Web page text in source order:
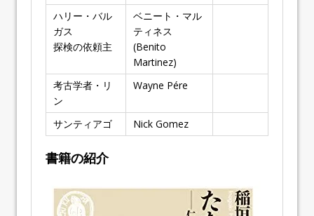
ハリー・バル
ガス
探検の依頼主
ベニート・マル
ティネス
(Benito
Martinez)
考古学者・リ
ン
Wayne Pére
サンティアゴ Nick Gomez
書籍の紹介